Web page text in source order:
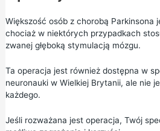
Większość osób z chorobą Parkinsona
chociaż w niektórych przypadkach
zwanej głęboką stymulacją mózgu.
Ta operacja jest również dostępna w
neuronauki w Wielkiej Brytanii, ale nie
każdego.
Jeśli rozważana jest operacja, Twój